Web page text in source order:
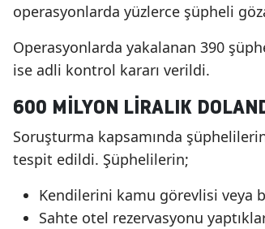
operasyonlarda yüzlerce şüpheli
Operasyonlarda yakalanan 390
ise adli kontrol kararı verildi.
600 MILYON LIRALIK
Soruşturma kapsamında
tespit edildi. Şüphelilerin;
Kendilerini kamu görevlisi veya
Sahte otel rezervasyonu